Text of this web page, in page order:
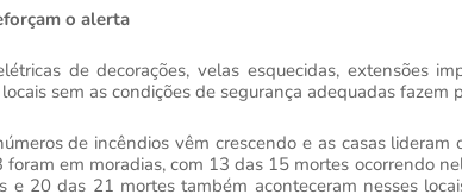
o alerta
de decorações, velas esquecidas, extensões
sem as condições de segurança adequadas
de incêndios vêm crescendo e as casas lideram
foram em moradias, com 13 das 15 mortes ocorrendo
e 20 das 21 mortes também aconteceram nesses